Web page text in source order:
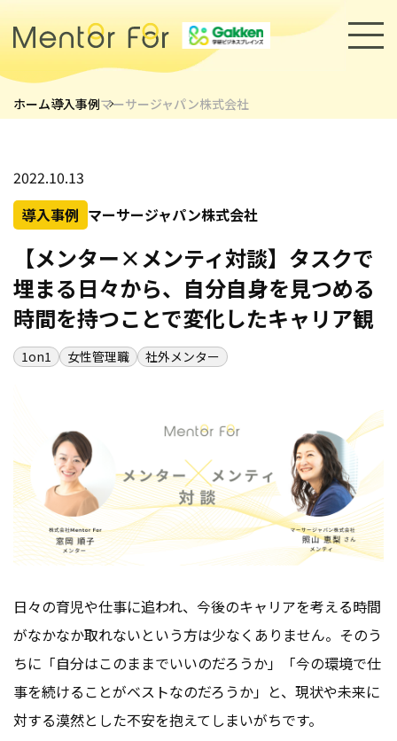
トップページ
キャリアメンターについて
メンター紹介
導入事例 セミナー・イベント
採用情報 お知らせ
お問い合わせ
お役立ち資料
ホーム導入事例マーサージャパン株式会社
2022.10.13
導入事例 マーサージャパン株式会社
【メンター×メンティ対談】タスクで
埋まる日々から、自分自身を見つめる
時間を持つことで変化したキャリア観
1on1 女性管理職 社外メンター
日々の育児や仕事に追われ、今後のキャリアを考える時間
がなかなか取れないという方は少なくありません。そのう
ちに「自分はこのままでいいのだろうか」「今の環境で仕
事を続けることがベストなのだろうか」と、現状や未来に
対する漠然とした不安を抱えてしまいがちです。